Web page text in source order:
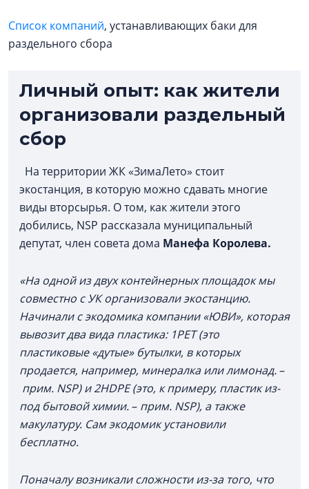
Список компаний, устанавливающих баки для
раздельного сбора
Личный опыт: как жители
организовали раздельный
сбор
На территории ЖК «ЗимаЛето» стоит
экостанция, в которую можно сдавать многие
виды вторсырья. О том, как жители этого
добились, NSP рассказала муниципальный
депутат, член совета дома Манефа Королева.
«На одной из двух контейнерных площадок мы
совместно с УК организовали экостанцию.
Начинали с экодомика компании «ЮВИ», которая
вывозит два вида пластика: 1PET (это
пластиковые «дутые» бутылки, в которых
продается, например, минералка или лимонад.–
прим. NSP) и 2HDPE (это, к примеру, пластик из-
под бытовой химии.– прим. NSP), а также
макулатуру. Сам экодомик установили
бесплатно.
Поначалу возникали сложности из-за того, что